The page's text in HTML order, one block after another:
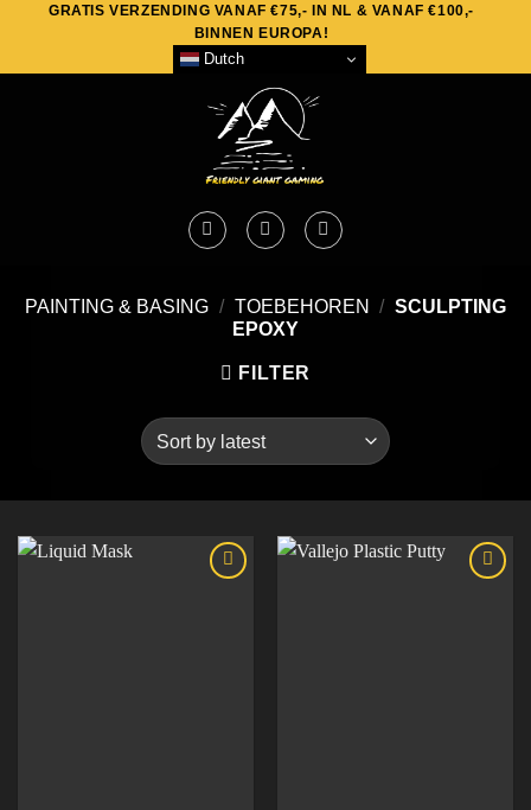
content
GRATIS VERZENDING VANAF €75,- IN NL & VANAF €100,-
BINNEN EUROPA!
Dutch
PAINTING & BASING / TOEBEHOREN / SCULPTING
EPOXY
FILTER